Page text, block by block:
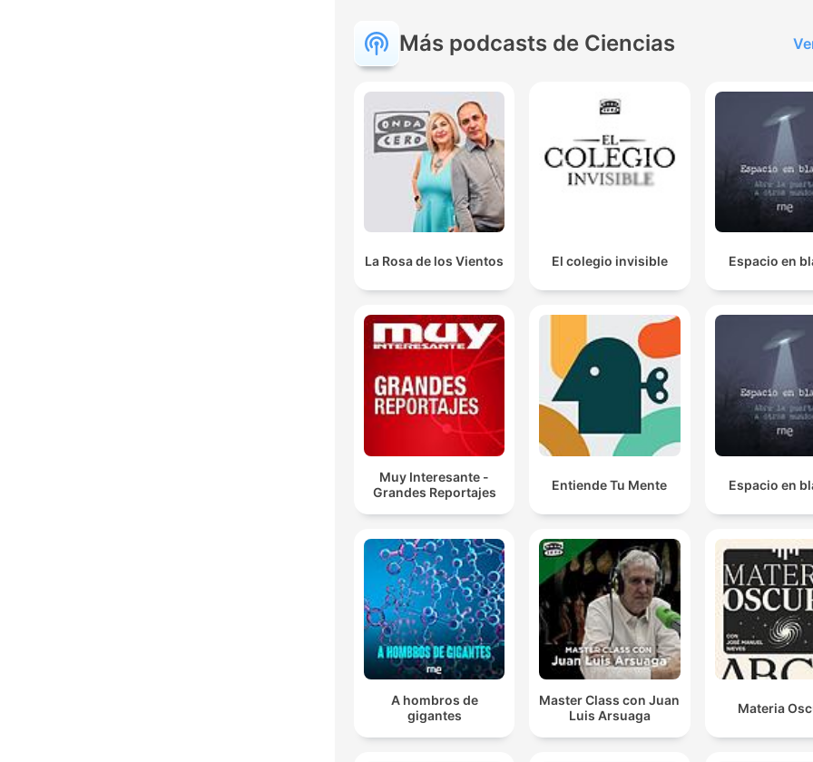
Más podcasts de Ciencias
La Rosa de los Vientos El colegio invisible Espacio en
Muy Interesante -
Grandes Reportajes
Entiende Tu Mente Espacio en
A hombros de
gigantes
Master Class con Juan
Luis Arsuaga
Materia